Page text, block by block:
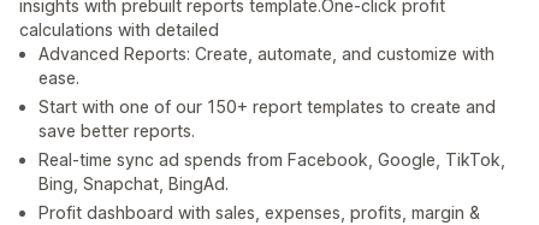
insights with prebuilt reports template.One-click profit
calculations with detailed
Advanced Reports: Create, automate, and customize with
ease.
Start with one of our 150+ report templates to create and
save better reports.
Real-time sync ad spends from Facebook, Google, TikTok,
Bing, Snapchat, BingAd.
Profit dashboard with sales, expenses, profits, margin &